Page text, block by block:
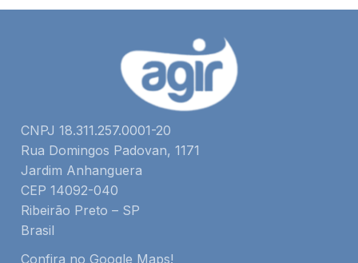
CNPJ 18.311.257.0001-20
Rua Domingos Padovan, 1171
Jardim Anhanguera
CEP 14092-040
Ribeirão Preto – SP
Brasil
Confira no Google Maps!